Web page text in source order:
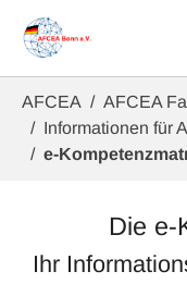
AFCEA
AFCEA
Informationen für
e-
Die e-
Ihr